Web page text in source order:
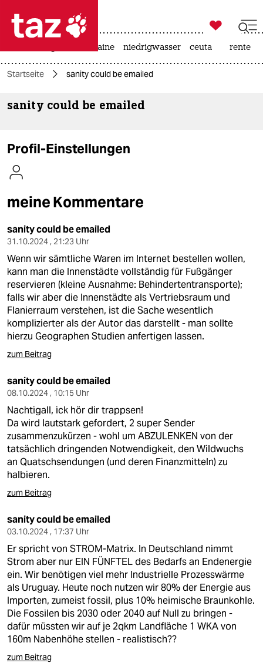
 taz zahl ich
taz zahl ich
themen
kultur
sport
berlin
nord
wahrheit
verlag
veranstaltungen
shop
fragen & hilfe
unterstützen
epaper login

taz zahl ich
krieg in der ukraine niedrigwasser ceuta rente
Startseite sanity could be emailed
sanity could be emailed
Profil-Einstellungen
meine Kommentare
sanity could be emailed
31.10.2024 , 21:23 Uhr
Wenn wir sämtliche Waren im Internet bestellen wollen,
kann man die Innenstädte vollständig für Fußgänger
reservieren (kleine Ausnahme: Behindertentransporte);
falls wir aber die Innenstädte als Vertriebsraum und
Flanierraum verstehen, ist die Sache wesentlich
komplizierter als der Autor das darstellt - man sollte
hierzu Geographen Studien anfertigen lassen.
zum Beitrag
sanity could be emailed
08.10.2024 , 10:15 Uhr
Nachtigall, ick hör dir trappsen!
Da wird lautstark gefordert, 2 super Sender
zusammenzukürzen - wohl um ABZULENKEN von der
tatsächlich dringenden Notwendigkeit, den Wildwuchs
an Quatschsendungen (und deren Finanzmitteln) zu
halbieren.
zum Beitrag
sanity could be emailed
03.10.2024 , 17:37 Uhr
Er spricht von STROM-Matrix. In Deutschland nimmt
Strom aber nur EIN FÜNFTEL des Bedarfs an Endenergie
ein. Wir benötigen viel mehr Industrielle Prozesswärme
als Uruguay. Heute noch nutzen wir 80% der Energie aus
Importen, zumeist fossil, plus 10% heimische Braunkohle.
Die Fossilen bis 2030 oder 2040 auf Null zu bringen -
dafür müssten wir auf je 2qkm Landfläche 1 WKA von
160m Nabenhöhe stellen - realistisch??
zum Beitrag